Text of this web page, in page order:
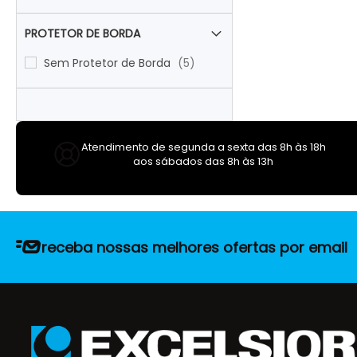
PROTETOR DE BORDA
Sem Protetor de Borda
5items
Atendimento de segunda a sexta das 8h às 18h
aos sábados das 8h às 13h
receba nossas melhores ofertas por email